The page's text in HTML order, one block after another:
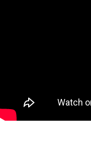
Политика
ИНН: 6155093129